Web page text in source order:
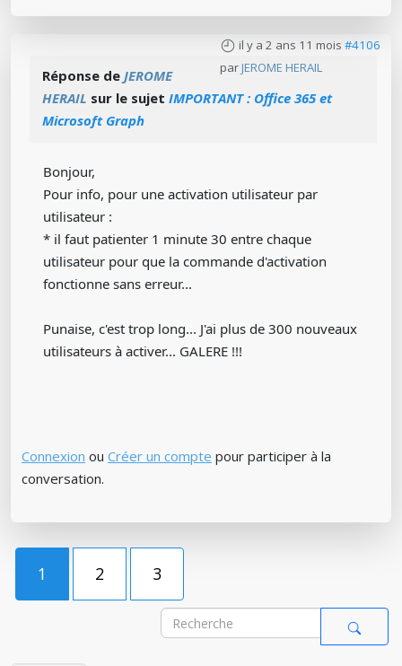
il y a 2 ans 11 mois #4106
par JEROME HERAIL
Réponse de JEROME
HERAIL sur le sujet IMPORTANT : Office 365 et
Microsoft Graph
Bonjour,
Pour info, pour une activation utilisateur par
utilisateur :
* il faut patienter 1 minute 30 entre chaque
utilisateur pour que la commande d'activation
fonctionne sans erreur...
Punaise, c'est trop long... J'ai plus de 300 nouveaux
utilisateurs à activer... GALERE !!!
Connexion ou Créer un compte pour participer à la
conversation.
1 2 3